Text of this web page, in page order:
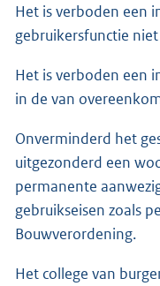
Het is verboden een
gebruikersfunctie
Het is verboden een
in de van
Onverminderd het
uitgezonderd een
permanente
gebruikseisen zoals
Bouwverordening.
Het college van